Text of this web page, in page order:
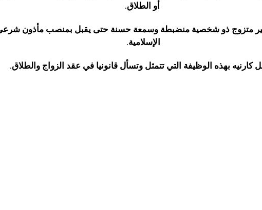
أو الطلاق.
متزوج ذو شخصية منضبطة وسمعة حسنة حتى يقبل بمنصب مأذون شرعي،
الإسلامية.
كارنيه بهذه الوظيفة التي تتمثل وتسأل قانونيا في عقد الزواج والطلاق.